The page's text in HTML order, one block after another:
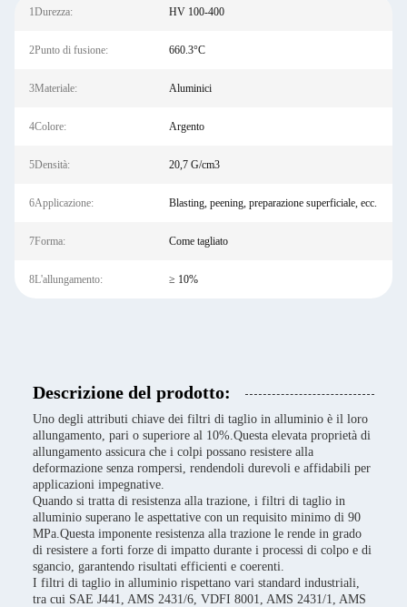
1Durezza: HV 100-400
2Punto di fusione: 660.3°C
3Materiale: Aluminici
4Colore: Argento
5Densità: 20,7 G/cm3
6Applicazione: Blasting, peening, preparazione superficiale, ecc.
7Forma: Come tagliato
8L'allungamento: ≥ 10%
Descrizione del prodotto:
Uno degli attributi chiave dei filtri di taglio in alluminio è il loro
allungamento, pari o superiore al 10%.Questa elevata proprietà di
allungamento assicura che i colpi possano resistere alla
deformazione senza rompersi, rendendoli durevoli e affidabili per
applicazioni impegnative.
Quando si tratta di resistenza alla trazione, i filtri di taglio in
alluminio superano le aspettative con un requisito minimo di 90
MPa.Questa imponente resistenza alla trazione le rende in grado
di resistere a forti forze di impatto durante i processi di colpo e di
sgancio, garantendo risultati efficienti e coerenti.
I filtri di taglio in alluminio rispettano vari standard industriali,
tra cui SAE J441, AMS 2431/6, VDFI 8001, AMS 2431/1, AMS